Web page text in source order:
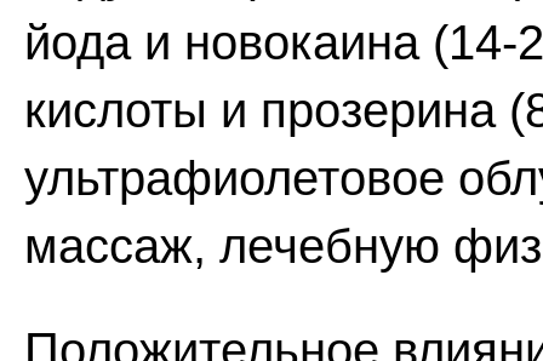
йода и новокаина (14-
кислоты и прозерина
ультрафиолетовое
массаж, лечебную
Положительное